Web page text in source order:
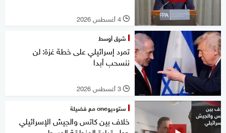
l 4 أغسطس 2026
شرق أوسط
تمرد إسرائيلي على خطة غزة: لن
ننسحب أبدا
l 3 أغسطس 2026
ستوديوone مع فضيلة
خلاف بين كاتس والجيش الإسرائيلي